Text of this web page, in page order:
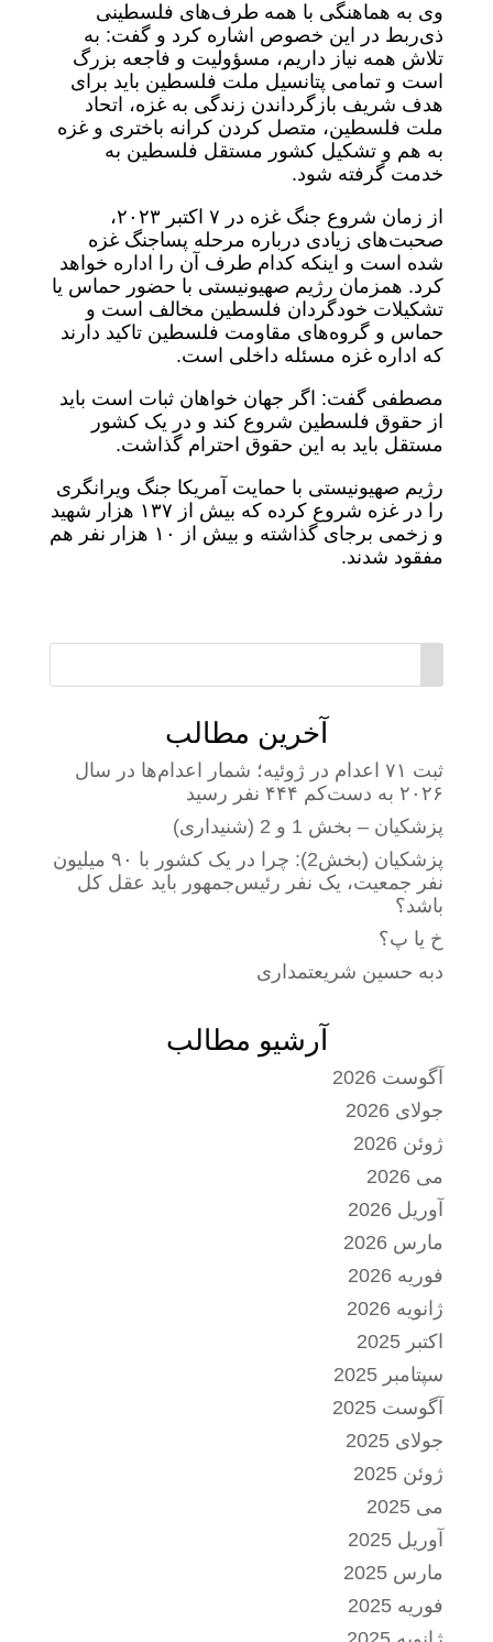
وی به هماهنگی با همه طرف‌های فلسطینی
ذی‌ربط در این خصوص اشاره کرد و گفت: به
تلاش همه نیاز داریم، مسؤولیت و فاجعه بزرگ
است و تمامی پتانسیل ملت فلسطین باید برای
هدف شریف بازگرداندن زندگی به غزه، اتحاد
ملت فلسطین، متصل کردن کرانه باختری و غزه
به هم و تشکیل کشور مستقل فلسطین به
خدمت گرفته شود.
از زمان شروع جنگ غزه در ۷ اکتبر ۲۰۲۳،
صحبت‌های زیادی درباره مرحله پساجنگ غزه
شده است و اینکه کدام طرف آن را اداره خواهد
کرد. همزمان رژیم صهیونیستی با حضور حماس یا
تشکیلات خودگردان فلسطین مخالف است و
حماس و گروه‌های مقاومت فلسطین تاکید دارند
که اداره غزه مسئله داخلی است.
مصطفی گفت: اگر جهان خواهان ثبات است باید
از حقوق فلسطین شروع کند و در یک کشور
مستقل باید به این حقوق احترام گذاشت.
رژیم صهیونیستی با حمایت آمریکا جنگ ویرانگری
را در غزه شروع کرده که بیش از ۱۳۷ هزار شهید
و زخمی برجای گذاشته و بیش از ۱۰ هزار نفر هم
مفقود شدند.
آخرین مطالب
ثبت ۷۱ اعدام در ژوئیه؛ شمار اعدام‌ها در سال
۲۰۲۶ به دست‌کم ۴۴۴ نفر رسید
پزشکیان – بخش 1 و 2 (شنیداری)
پزشکیان (بخش2): چرا در یک کشور با ۹۰ میلیون
نفر جمعیت، یک نفر رئیس‌جمهور باید عقل کل
باشد؟
خ یا پ؟
دبه حسین شریعتمداری
آرشیو مطالب
آگوست 2026
جولای 2026
ژوئن 2026
می 2026
آوریل 2026
مارس 2026
فوریه 2026
ژانویه 2026
اکتبر 2025
سپتامبر 2025
آگوست 2025
جولای 2025
ژوئن 2025
می 2025
آوریل 2025
مارس 2025
فوریه 2025